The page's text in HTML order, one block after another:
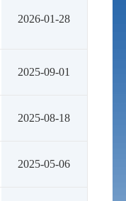
2026-01-28
2025-09-01
2025-08-18
2025-05-06